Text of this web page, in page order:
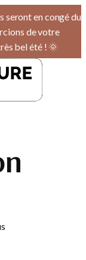
seront en congé du
de votre
bel été ! 🌞